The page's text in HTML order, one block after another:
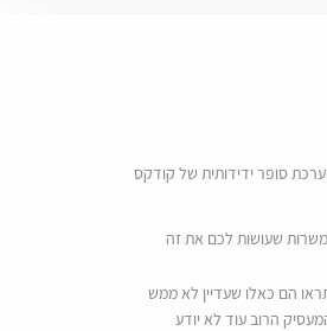
סופר ידידותית של קודקס
שעושות לכם את זה
הם כאלו שעדיין לא ממש
הרוב עוד לא יודע